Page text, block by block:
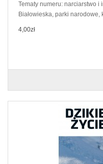
Tematy numeru: narciarstwo i
Białowieska, parki narodowe,
4,00zł